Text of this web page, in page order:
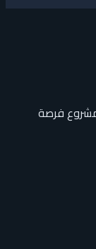
فرصة